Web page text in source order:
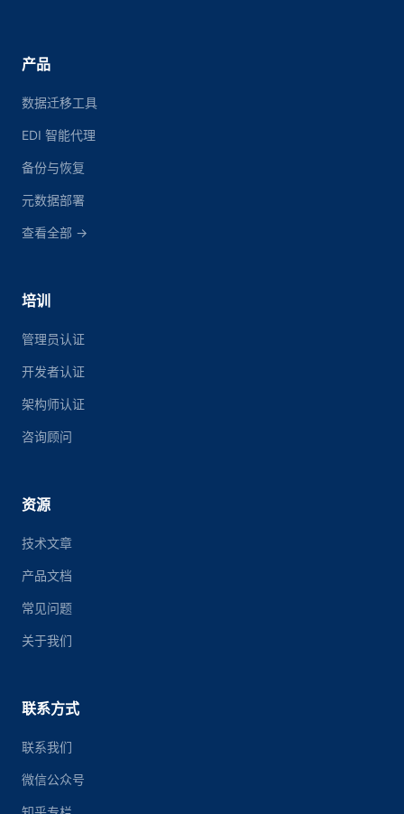
产品
数据迁移工具
EDI 智能代理
备份与恢复
元数据部署
查看全部 →
培训
管理员认证
开发者认证
架构师认证
咨询顾问
资源
技术文章
产品文档
常见问题
关于我们
联系方式
联系我们
微信公众号